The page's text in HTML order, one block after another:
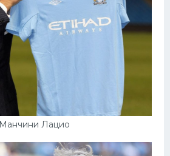
Манчини Лацио